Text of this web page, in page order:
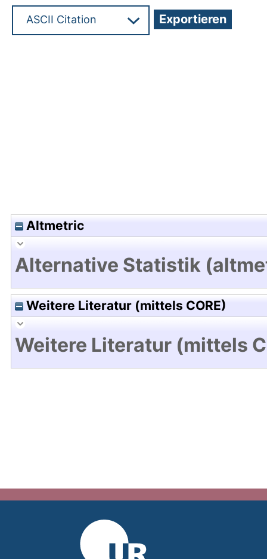
Altmetric
Alternative Statistik
Weitere Literatur (mittels CORE)
Weitere Literatur (mittels